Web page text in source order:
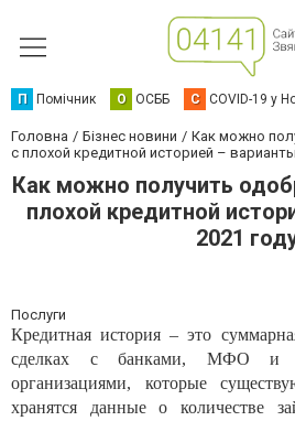
П Помічник О ОСББ C COVID-19 у
Головна Бізнес новини
Как можно
с плохой кредитной историей –
Как можно получить
плохой кредитной
2021
Послуги
Кредитная история – это
сделках с банками, МФО и
организациями, которые
хранятся данные о количестве